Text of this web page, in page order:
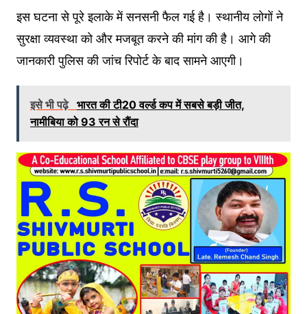
इस घटना से पूरे इलाके में सनसनी फैल गई है। स्थानीय लोगों ने
सुरक्षा व्यवस्था को और मजबूत करने की मांग की है। आगे की
जानकारी पुलिस की जांच रिपोर्ट के बाद सामने आएगी।
इसे भी पढ़े भारत की टी20 वर्ल्ड कप में सबसे बड़ी जीत,
नामीबिया को 93 रन से रौंदा